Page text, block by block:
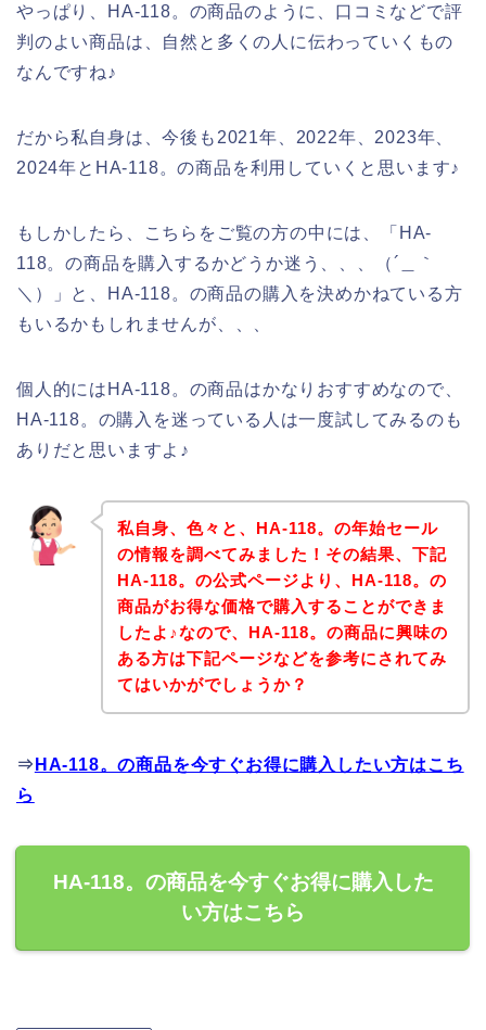
やっぱり、HA-118。の商品のように、口コミなどで評
判のよい商品は、自然と多くの人に伝わっていくもの
なんですね♪
だから私自身は、今後も2021年、2022年、2023年、
2024年とHA-118。の商品を利用していくと思います♪
もしかしたら、こちらをご覧の方の中には、「HA-
118。の商品を購入するかどうか迷う、、、（´＿｀
＼）」と、HA-118。の商品の購入を決めかねている方
もいるかもしれませんが、、、
個人的にはHA-118。の商品はかなりおすすめなので、
HA-118。の購入を迷っている人は一度試してみるのも
ありだと思いますよ♪
私自身、色々と、HA-118。の年始セール
の情報を調べてみました！その結果、下記
HA-118。の公式ページより、HA-118。の
商品がお得な価格で購入することができま
したよ♪なので、HA-118。の商品に興味の
ある方は下記ページなどを参考にされてみ
てはいかがでしょうか？
⇒ HA-118。の商品を今すぐお得に購入したい方はこち
ら
HA-118。の商品を今すぐお得に購入した
い方はこちら